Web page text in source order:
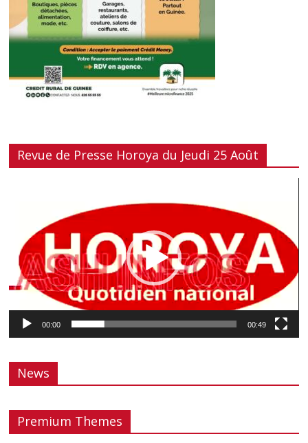
Revue de Presse Horoya du Jeudi 25 Août
00:00 00:49
News
Premium Themes